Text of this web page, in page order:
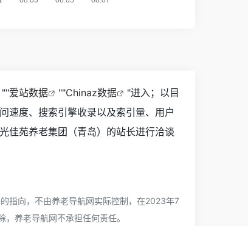
""爱站数据 ""Chinaz数据
"进入；以目
速度、搜索引擎收录以及索引量、用户
佳苑养老集团（青岛）的站长进行洽谈
指向，不由养老导航网实际控制，在2023年7
养老导航网不承担任何责任。